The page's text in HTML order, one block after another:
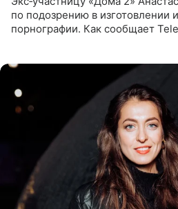
по подозрению в изготовлении
порнографии. Как сообщает